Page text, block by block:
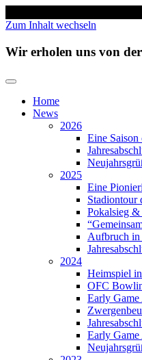
Zum Inhalt wechseln
Wir erholen uns von
Home
News
2026
Eine Saison
2025
Eine
Stadiontour
Pokalsieg
Aufbruch in
2024
Heimspiel
OFC
Early
Early